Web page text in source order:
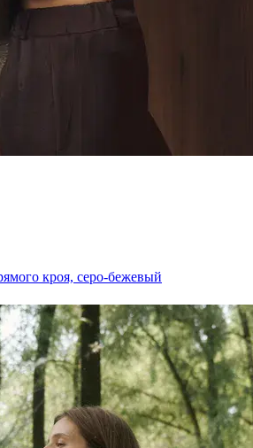
кроя, серо-бежевый